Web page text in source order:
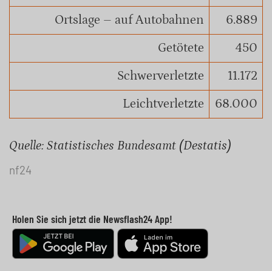
Ortslage – auf Autobahnen
6.889
Getötete
450
Schwerverletzte
11.172
Leichtverletzte
68.000
Quelle: Statistisches Bundesamt (Destatis)
nf24
Holen Sie sich jetzt die Newsflash24 App!